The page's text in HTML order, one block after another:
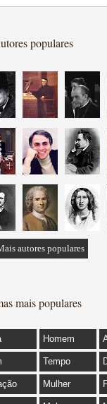
populares
autores populares
mais populares
Homem
Tempo
Mulher